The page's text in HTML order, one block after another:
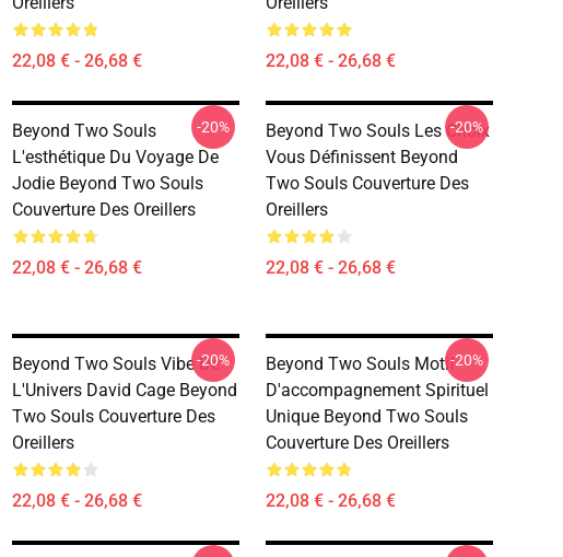
22,08 € - 26,68 € 22,08 € - 26,68 €
Beyond Two Souls
L'esthétique Du Voyage De
Jodie Beyond Two Souls
Couverture Des Oreillers
22,08 € - 26,68 €
-20%
Beyond Two Souls Les Choix
Vous Définissent Beyond
Two Souls Couverture Des
Oreillers
22,08 € - 26,68 €
-20%
Beyond Two Souls Vibe De
L'Univers David Cage Beyond
Two Souls Couverture Des
Oreillers
22,08 € - 26,68 €
-20%
Beyond Two Souls Motif
D'accompagnement Spirituel
Unique Beyond Two Souls
Couverture Des Oreillers
22,08 € - 26,68 €
-20%